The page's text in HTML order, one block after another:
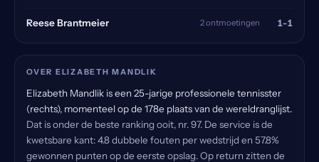
Reese Brantmeier 2 ontmoetingen 1-1
OVER ELIZABETH MANDLIK
Elizabeth Mandlik is een 25-jarige professionele tennisster
(rechts), momenteel op de 178e plaats van de wereldranglijst.
Dat is onder de beste ranking ooit, nr. 97. De service is de
kwetsbare kant: 4.8 dubbele fouten per wedstrijd en 57.8%
gewonnen punten op de eerste opslag. Op return zitten de